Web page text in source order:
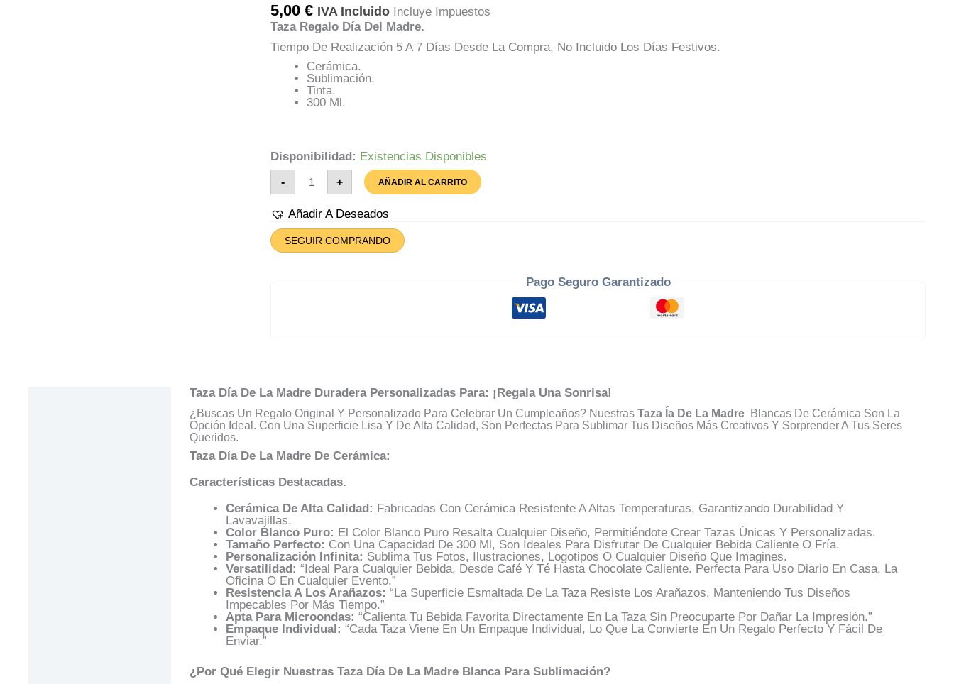
5,00€ IVA Incluido Incluye Impuestos
Taza Regalo Día Del Madre.
Tiempo De Realización 5 A 7 Días Desde La Compra, No Incluido Los Días Festivos.
Cerámica.
Sublimación.
Tinta.
300 Ml.
Disponibilidad: Existencias Disponibles
-
Taza
Día
La
Cantidad
+ AÑADIR AL CARRITO
Añadir A Deseados
SEGUIR COMPRANDO
Pago Seguro Garantizado
Taza Día De La Madre Duradera Personalizadas Para: ¡Regala Una Sonrisa!
¿Buscas Un Regalo Original Y Personalizado Para Celebrar Un Cumpleaños? Nuestras Taza Ía De La Madre
Blancas De Cerámica Son La
Opción Ideal. Con Una Superficie Lisa Y De Alta Calidad, Son Perfectas Para Sublimar Tus Diseños Más Creativos Y Sorprender A Tus Seres
Queridos.
Taza Día De La Madre De Cerámica:
Características Destacadas.
Cerámica De Alta Calidad: Fabricadas Con Cerámica Resistente A Altas Temperaturas, Garantizando Durabilidad Y
Lavavajillas.
Color Blanco Puro: El Color Blanco Puro Resalta Cualquier Diseño, Permitiéndote Crear Tazas Únicas Y Personalizadas.
Tamaño Perfecto: Con Una Capacidad De 300 Ml, Son Ideales Para Disfrutar De Cualquier Bebida Caliente O Fría.
Personalización Infinita: Sublima Tus Fotos, Ilustraciones, Logotipos O Cualquier Diseño Que Imagines.
Versatilidad: “Ideal Para Cualquier Bebida, Desde Café Y Té Hasta Chocolate Caliente. Perfecta Para Uso Diario En Casa, La
Oficina O En Cualquier Evento.”
Resistencia A Los Arañazos: “La Superficie Esmaltada De La Taza Resiste Los Arañazos, Manteniendo Tus Diseños
Impecables Por Más Tiempo.”
Apta Para Microondas: “Calienta Tu Bebida Favorita Directamente En La Taza Sin Preocuparte Por Dañar La Impresión.”
Empaque Individual: “Cada Taza Viene En Un Empaque Individual, Lo Que La Convierte En Un Regalo Perfecto Y Fácil De
Enviar.”
¿Por Qué Elegir Nuestras Taza Día De La Madre Blanca Para Sublimación?